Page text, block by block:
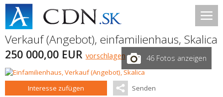
Verkauf (Angebot), einfamilienhaus, Skalica
250 000,00 EUR vorschlagen 46 Fotos anzeigen
Interesse zufügen Senden